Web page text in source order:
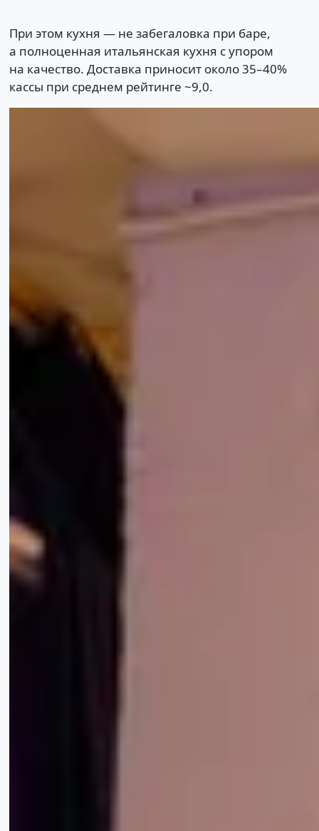
При этом кухня — не забегаловка при баре,
а полноценная итальянская кухня с упором
на качество. Доставка приносит около 35–40%
кассы при среднем рейтинге ~9,0.